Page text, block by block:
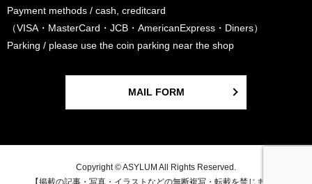
Payment methods / cash, creditcard
（VISA・MasterCard・JCB・AmericanExpress・Diners）
Parking / please use the coin parking near the shop
MAIL FORM
Copyright © ASYLUM All Rights Reserved.
【掲載の記事・写真・イラストなどの無断複写・転載を禁じます】